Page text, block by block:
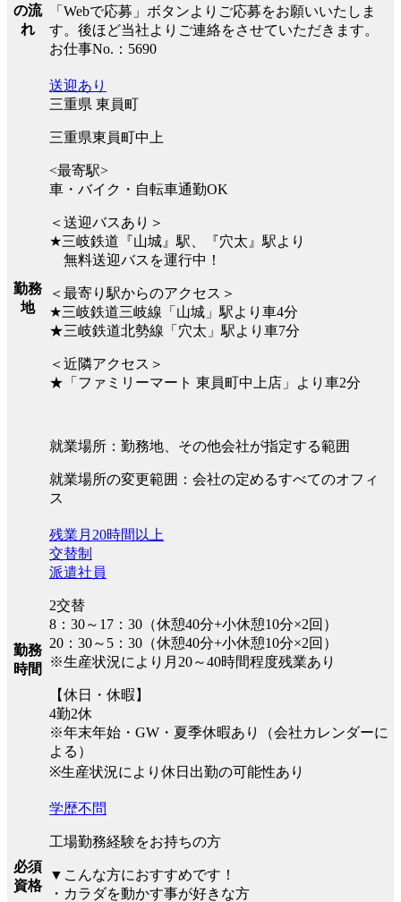
の流
れ
「Webで応募」ボタンよりご応募をお願いいたしま
す。後ほど当社よりご連絡をさせていただきます。
お仕事No.：5690
勤務
地
送迎あり
三重県 東員町
三重県東員町中上
<最寄駅>
車・バイク・自転車通勤OK
＜送迎バスあり＞
★三岐鉄道『山城』駅、『穴太』駅より
無料送迎バスを運行中！
＜最寄り駅からのアクセス＞
★三岐鉄道三岐線「山城」駅より車4分
★三岐鉄道北勢線「穴太」駅より車7分
＜近隣アクセス＞
★「ファミリーマート 東員町中上店」より車2分
就業場所：勤務地、その他会社が指定する範囲
就業場所の変更範囲：会社の定めるすべてのオフィ
ス
勤務
時間
残業月20時間以上
交替制
派遣社員
2交替
8：30～17：30（休憩40分+小休憩10分×2回）
20：30～5：30（休憩40分+小休憩10分×2回）
※生産状況により月20～40時間程度残業あり
【休日・休暇】
4勤2休
※年末年始・GW・夏季休暇あり（会社カレンダーに
よる）
※生産状況により休日出勤の可能性あり
必須
資格
学歴不問
工場勤務経験をお持ちの方
▼こんな方におすすめです！
・カラダを動かす事が好きな方